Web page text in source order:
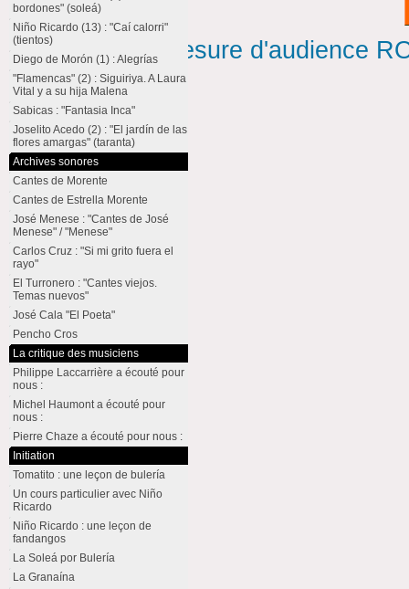
bordones" (soleá)
Niño Ricardo (13) : "Caí calorri"
(tientos)
Diego de Morón (1) : Alegrías
"Flamencas" (2) : Siguiriya. A Laura
Vital y a su hija Malena
Sabicas : "Fantasia Inca"
Joselito Acedo (2) : "El jardín de las
flores amargas" (taranta)
Archives sonores
Cantes de Morente
Cantes de Estrella Morente
José Menese : "Cantes de José
Menese" / "Menese"
Carlos Cruz : "Si mi grito fuera el
rayo"
El Turronero : "Cantes viejos.
Temas nuevos"
José Cala "El Poeta"
Pencho Cros
La critique des musiciens
Philippe Laccarrière a écouté pour
nous :
Michel Haumont a écouté pour
nous :
Pierre Chaze a écouté pour nous :
Initiation
Tomatito : une leçon de bulería
Un cours particulier avec Niño
Ricardo
Niño Ricardo : une leçon de
fandangos
La Soleá por Bulería
La Granaína
Mesure d'audience